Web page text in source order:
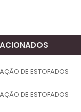
DE ESTOFADOS
DE ESTOFADOS